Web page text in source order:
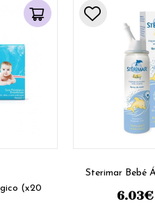
(x20
Sterimar Bebé
6.03€